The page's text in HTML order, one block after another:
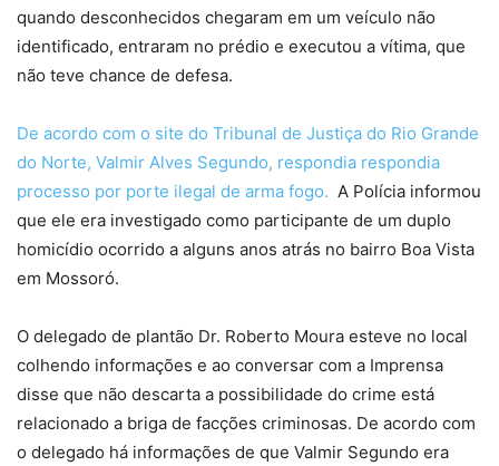
quando desconhecidos chegaram em um veículo não
identificado, entraram no prédio e executou a vítima, que
não teve chance de defesa.
De acordo com o site do Tribunal de Justiça do Rio Grande
do Norte, Valmir Alves Segundo, respondia respondia
processo por porte ilegal de arma fogo. A Polícia informou
que ele era investigado como participante de um duplo
homicídio ocorrido a alguns anos atrás no bairro Boa Vista
em Mossoró.
O delegado de plantão Dr. Roberto Moura esteve no local
colhendo informações e ao conversar com a Imprensa
disse que não descarta a possibilidade do crime está
relacionado a briga de facções criminosas. De acordo com
o delegado há informações de que Valmir Segundo era